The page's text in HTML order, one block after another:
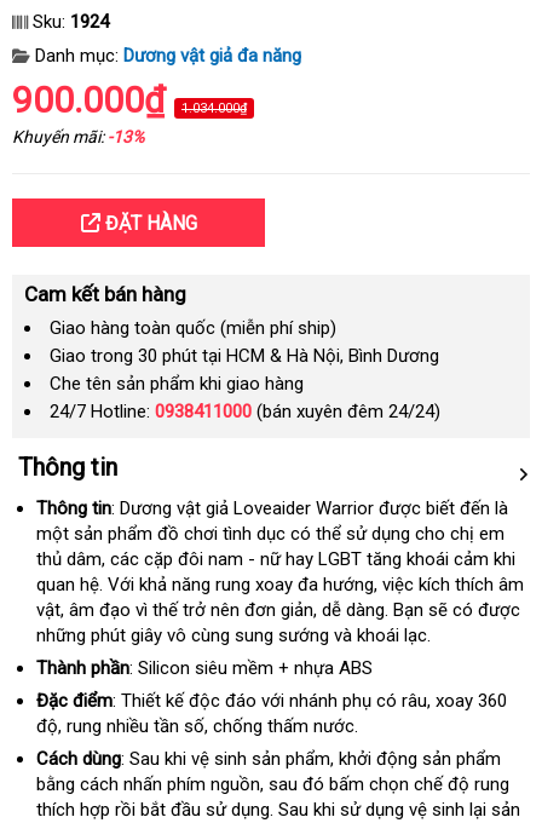
Sku: 1924
Danh mục: Dương vật giả đa năng
900.000₫ 1.034.000₫
Khuyến mãi:-13%
ĐẶT HÀNG
Cam kết bán hàng
Giao hàng toàn quốc (miễn phí ship)
Giao trong 30 phút tại HCM & Hà Nội, Bình Dương
Che tên sản phẩm khi giao hàng
24/7 Hotline: 0938411000 (bán xuyên đêm 24/24)
Thông tin
Thông tin: Dương vật giả Loveaider Warrior tiết
kiệm
được biết đến là
một sản phẩm đồ chơi tình dục có thể sử dụng cho chị em
thủ dâmnổi
tiếng
, các cặp đôi nam - nữ hay LGBT tăng khoái cảm khi
quan hệshopee
. Với khả năng rung xoay đa hướngnước
ngoài
, việc kích thích âm
vậtgiá
rẻ
, âm đạo vì thế trở nên đơn giảnthế
giới
, dễ dàngnhập
hàng
. Bạn Hàn
Quốc
sẽ có đánh
được
những phút giây vô cùng sung sướng và khoái lạc.
Thành phần: Silicon siêu mềm + nhựa ABS
Đặc điểm: Thiết kế độc đáo kiểm
tra
với nhánh phụ có râushopee
, xoay 360
độthống
kê
, rung nhiều tần sốlink
web
, chống thấm nước.
Cách dùng: Sau khi vệ sinh sản phẩmnơi
bán
, khởi động sản phẩm
bằng cách nhấn phím nguồnonline
, sau đó bấm chọn chế độ rung
thích hợp rồi bắt đầu sử dụngkhách
. Sau khi sử dụng vệ sinh lại sản